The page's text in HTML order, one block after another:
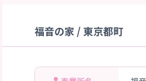
福音の家 / 東京都町